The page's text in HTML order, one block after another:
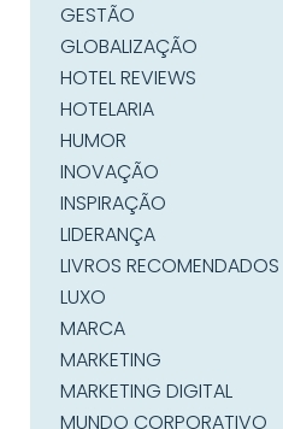
GESTÃO
GLOBALIZAÇÃO
HOTEL REVIEWS
HOTELARIA
HUMOR
INOVAÇÃO
INSPIRAÇÃO
LIDERANÇA
LIVROS RECOMENDADOS
LUXO
MARCA
MARKETING
MARKETING DIGITAL
MUNDO CORPORATIVO